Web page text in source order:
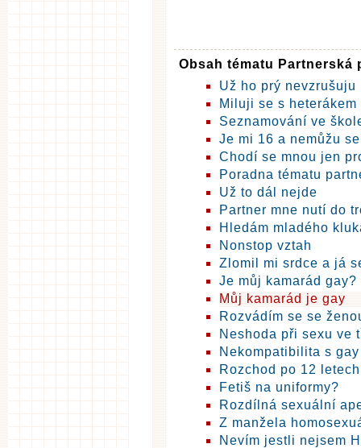
Obsah tématu Partnerská
Už ho prý nevzrušuju
Miluji se s heterákem
Seznamování ve
Je mi 16 a nemůžu
Chodí se mnou jen
Poradna tématu
Už to dál nejde
Partner mne nutí do
Hledám mladého
Nonstop vztah
Zlomil mi srdce a já
Je můj kamarád gay?
Můj kamarád je gay
Rozvádím se se
Neshoda při sexu ve
Nekompatibilita s
Rozchod po 12 letech
Fetiš na uniformy?
Rozdílná sexuální
Z manžela
Nevím jestli nejsem